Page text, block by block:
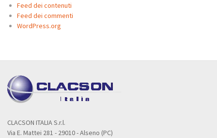
Feed dei contenuti
Feed dei commenti
WordPress.org
CLACSON ITALIA S.r.l.
Via E. Mattei 281 - 29010 - Alseno (PC)